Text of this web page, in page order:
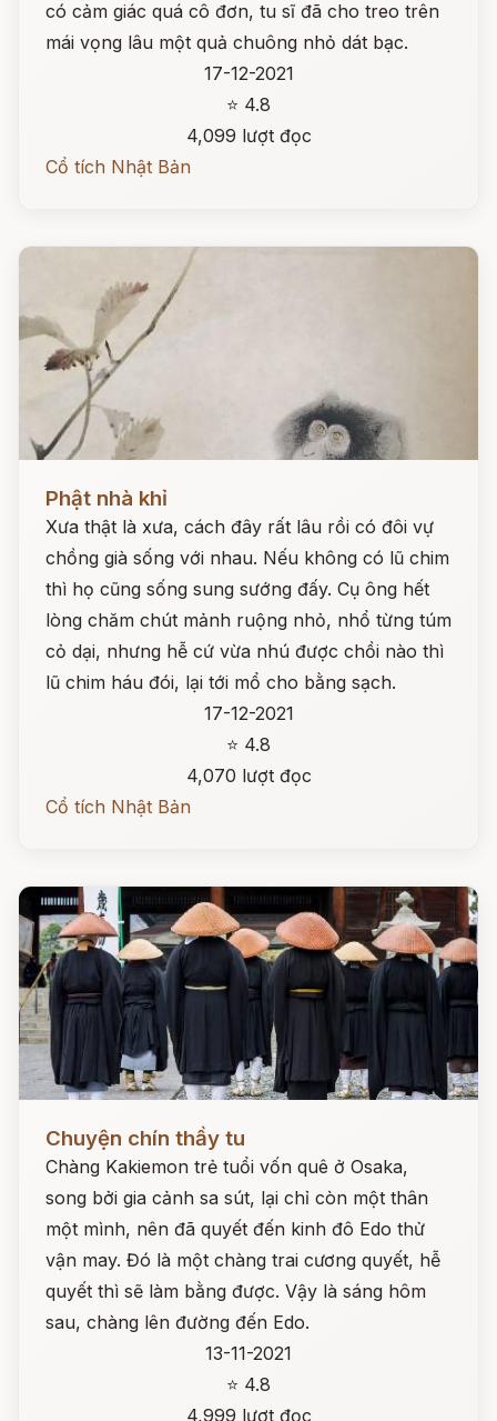
có cảm giác quá cô đơn, tu sĩ đã cho treo trên
mái vọng lâu một quả chuông nhỏ dát bạc.
17-12-2021
⭐ 4.8
4,099 lượt đọc
Cổ tích Nhật Bản
Phật nhà khỉ
Xưa thật là xưa, cách đây rất lâu rồi có đôi vự
chồng già sống với nhau. Nếu không có lũ chim
thì họ cũng sống sung sướng đấy. Cụ ông hết
lòng chăm chút mảnh ruộng nhỏ, nhổ từng túm
cỏ dại, nhưng hễ cứ vừa nhú được chồi nào thì
lũ chim háu đói, lại tới mổ cho bằng sạch.
17-12-2021
⭐ 4.8
4,070 lượt đọc
Cổ tích Nhật Bản
Chuyện chín thầy tu
Chàng Kakiemon trẻ tuổi vốn quê ở Osaka,
song bởi gia cảnh sa sút, lại chỉ còn một thân
một mình, nên đã quyết đến kinh đô Edo thử
vận may. Đó là một chàng trai cương quyết, hễ
quyết thì sẽ làm bằng được. Vậy là sáng hôm
sau, chàng lên đường đến Edo.
13-11-2021
⭐ 4.8
4,999 lượt đọc